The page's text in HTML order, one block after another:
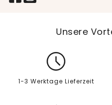
Unsere
1-3 Werktage Lieferzeit